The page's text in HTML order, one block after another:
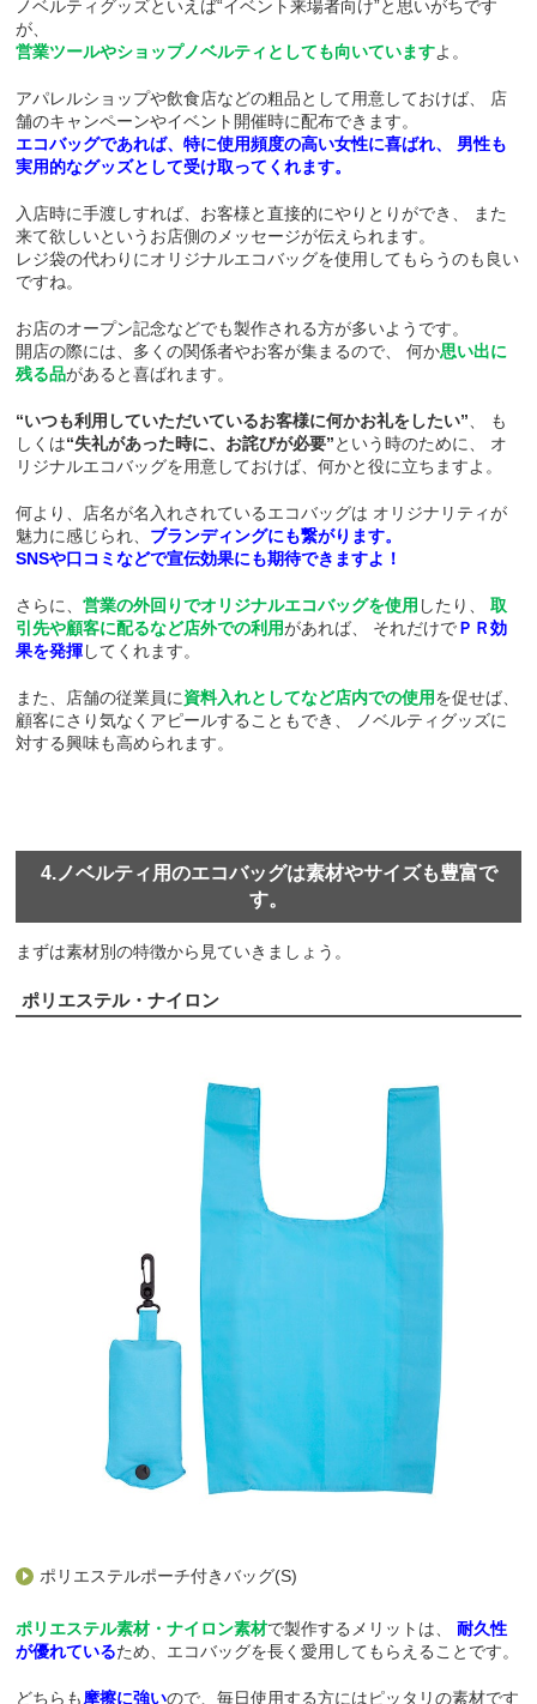
ノベルティグッズといえば“イベント来場者向け”と思いがちです
が、
営業ツールやショップノベルティとしても向いていますよ。
アパレルショップや飲食店などの粗品として用意しておけば、
店
舗のキャンペーンやイベント開催時に配布できます。
エコバッグであれば、特に使用頻度の高い女性に喜ばれ、
男性も
実用的なグッズとして受け取ってくれます。
入店時に手渡しすれば、お客様と直接的にやりとりができ、
また
来て欲しいというお店側のメッセージが伝えられます。
レジ袋の代わりにオリジナルエコバッグを使用してもらうのも良い
ですね。
お店のオープン記念などでも製作される方が多いようです。
開店の際には、多くの関係者やお客が集まるので、
何か思い出に
残る品があると喜ばれます。
“いつも利用していただいているお客様に何かお礼をしたい”、
も
しくは“失礼があった時に、お詫びが必要”という時のために、
オ
リジナルエコバッグを用意しておけば、何かと役に立ちますよ。
何より、店名が名入れされているエコバッグは オリジナリティが
魅力に感じられ、 ブランディングにも繋がります。
SNSや口コミなどで宣伝効果にも期待できますよ！
さらに、営業の外回りでオリジナルエコバッグを使用 したり、
取
引先や顧客に配るなど店外での利用があれば、 それだけでＰＲ効
果を発揮してくれます。
また、店舗の従業員に資料入れとしてなど店内での使用を促せば、
顧客にさり気なくアピールすることもでき、
ノベルティグッズに
対する興味も高められます。
4.ノベルティ用のエコバッグは素材やサイズも豊富で
す。
まずは素材別の特徴から見ていきましょう。
ポリエステル・ナイロン
ポリエステルポーチ付きバッグ(S)
ポリエステル素材・ナイロン素材で製作するメリットは、
耐久性
が優れているため、エコバッグを長く愛用してもらえることです。
どちらも摩擦に強いので、毎日使用する方にはピッタリの素材です